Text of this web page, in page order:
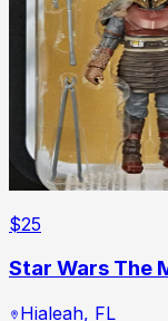
$25
Star Wars The
Hialeah, FL